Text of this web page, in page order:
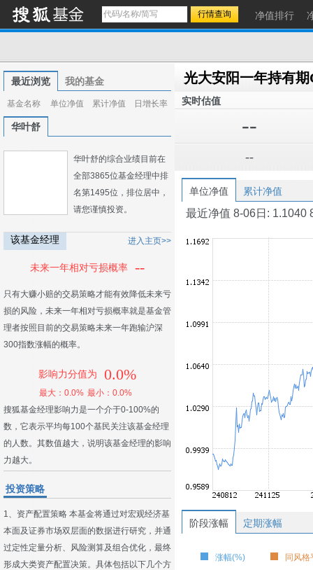
净值排行
最近浏览 我的基金
基金名称 单位净值 累计净值 日增长率
华叶舒
华叶舒的综合业绩目前在
全部3865位基金经理中排
名第1495位，排位居中，
请您谨慎投资。
该基金经理 进入主页>>
未来一年相对亏损概率 --
只有大赚小赔的交易策略才能有效降低未来亏
损的风险，未来一年相对亏损概率就是基金管
理者按照目前的交易策略未来一年跑输沪深
300指数涨幅的概率。
影响力分值为 0.0%
最大：0.0% 最小：0.0%
搜狐基金经理影响力是一个介于0-100%的
数，它表示平均每100个基民关注该基金经理
的人数。其数值越大，说明该基金经理的影响
力越大。
投资策略
1、资产配置策略 本基金将通过对宏观经济基
本面及证券市场双层面的数据进行研究，并通
过定性定量分析、风险测算及组合优化，最终
形成大类资产配置决策。具体包括以下几个方
光大安阳一年持有期
实时估值
--
--
单位净值 累计净值
最近净值 8-06日: 1.1040
阶段涨幅 定期涨幅
涨幅(%) 同风格